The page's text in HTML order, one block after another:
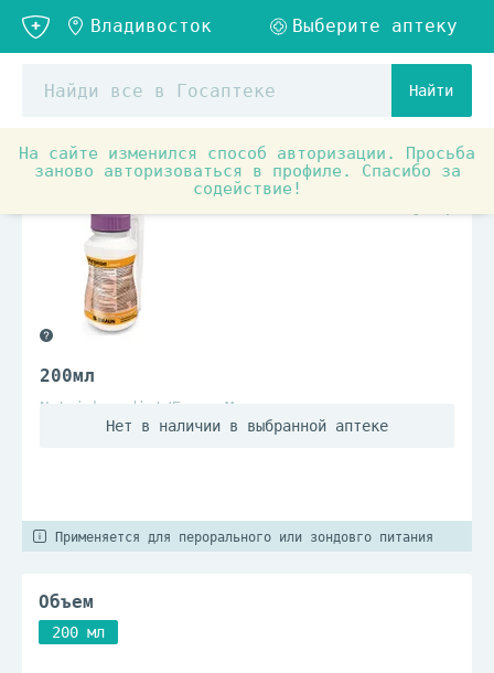
Найти
На сайте изменился способ авторизации. Просьба
заново авторизоваться в профиле. Спасибо за
содействие!
Медицинские товары и ортопедия Уход за лежачими
200мл
Nutrichem diat/Браун Мельзунген
Применяется для перорального или зондовго питания
Объем
200 мл